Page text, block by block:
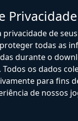
Privacidade
privacidade de
todas as
durante o
os dados
para fins
de nossos